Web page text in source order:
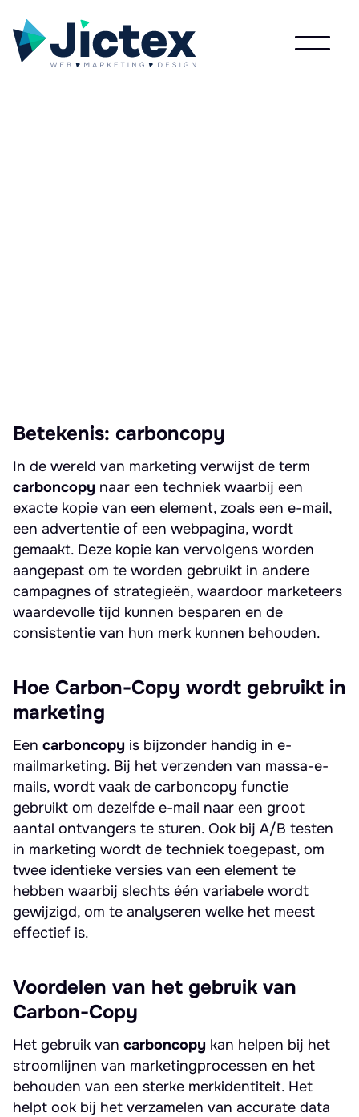
Betekenis: carboncopy
In de wereld van marketing verwijst de term
carboncopy naar een techniek waarbij een
exacte kopie van een element, zoals een e-mail,
een advertentie of een webpagina, wordt
gemaakt. Deze kopie kan vervolgens worden
aangepast om te worden gebruikt in andere
campagnes of strategieën, waardoor marketeers
waardevolle tijd kunnen besparen en de
consistentie van hun merk kunnen behouden.
Hoe Carbon-Copy wordt gebruikt in
marketing
Een carboncopy is bijzonder handig in e-
mailmarketing. Bij het verzenden van massa-e-
mails, wordt vaak de carboncopy functie
gebruikt om dezelfde e-mail naar een groot
aantal ontvangers te sturen. Ook bij A/B testen
in marketing wordt de techniek toegepast, om
twee identieke versies van een element te
hebben waarbij slechts één variabele wordt
gewijzigd, om te analyseren welke het meest
effectief is.
Voordelen van het gebruik van
Carbon-Copy
Het gebruik van carboncopy kan helpen bij het
stroomlijnen van marketingprocessen en het
behouden van een sterke merkidentiteit. Het
helpt ook bij het verzamelen van accurate data